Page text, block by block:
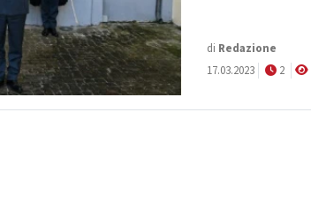
di Redazione
17.03.2023
2